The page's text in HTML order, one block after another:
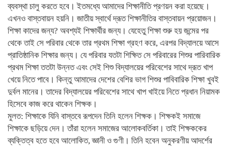
ব্যবস্থা চালু করতে হবে। ইতমধ্যে আমাদের শিক্ষানীতি প্রণয়ন করা হয়েছে।
এখনও বাস্তবায়ন হয়নি। জাতীয় স্বার্থে দ্রূত শিক্ষানীতির বাস্তবায়ন প্রয়োজন।
শিক্ষা কাদের জন্য? অবশ্যই শিক্ষার্থীর জন্য। যেহেতু শিক্ষা শুরু হয় জন্মের পর
থেকে তাই সে পরিবার থেকে তার প্রথম শিক্ষা গ্রহণ করে, এরপর বিদ্যালয়ে আসে
প্রাতিষ্ঠানিক শিক্ষার জন্য। যে পরিবার যতটা শিক্ষিত সে পরিবারের শিশুর পারিবারিক
প্রথম শিক্ষা ততটা উন্নত এবং সেই শিশু বিদ্যালয়ের পরিবেশের সাথে দ্রূত খাপ
খেয়ে নিতে পাবে। কিন্তু আমাদের দেশের বেশির ভাগ শিশুর পাবিবারিক শিক্ষা খুবই
দুর্বল মানের। তাদের বিদ্যালয়ের পরিবেশের সাথে খাপ খাইয়ে নিতে প্রধান নিয়ামক
হিসেবে কাজ করে থাকেন শিক্ষক।
মুলত: শিক্ষাকে যিনি বাস্তবে রূপদেন তিনি হলেন শিক্ষক। শিক্ষকই সমাজে
শিক্ষাকে ছড়িয়ে দেন। তাঁরা হলেন সমাজের আলোকবর্তিকা। তাই শিক্ষককের
ব্যক্তিত্ব হতে হবে আলোকিত, জ্ঞানী ও গুণী। তিনি হবেন অনুকরণীয় আদর্শের